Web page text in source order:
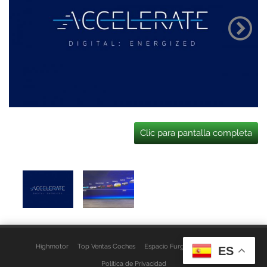
Clic para pantalla completa
Highmotor Top Ventas Coches Espacio Furgo Aviso Legal
Política de Privacidad
ES